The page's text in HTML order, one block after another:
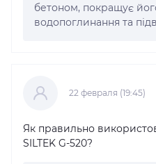
бетоном, покращує
водопоглинання та
22 февраля (19:45)
Як правильно
SILTEK G-520?